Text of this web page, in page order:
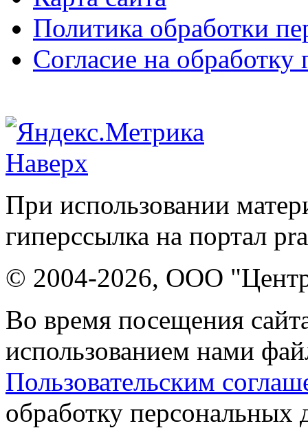
Политика обработки
Согласие на
Наверх
При использовании
гиперссылка на портал
© 2004-2026, ООО "Центр
Во время посещения
использованием нами
Пользовательским
обработку персональных